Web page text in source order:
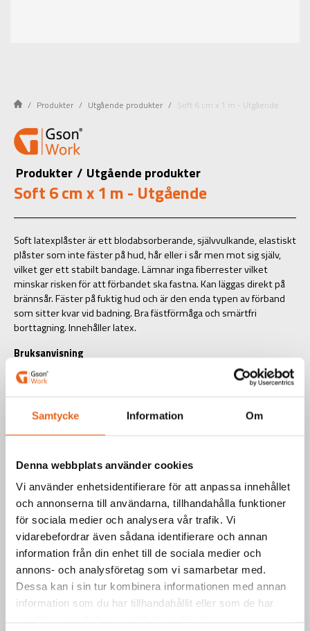
Samtycke Information Om
Denna webbplats använder cookies
Vi använder enhetsidentifierare för att anpassa innehållet
och annonserna till användarna, tillhandahålla funktioner
för sociala medier och analysera vår trafik. Vi
vidarebefordrar även sådana identifierare och annan
information från din enhet till de sociala medier och
annons- och analysföretag som vi samarbetar med.
Dessa kan i sin tur kombinera informationen med annan
information som du har tillhandahållit eller som de har
Produkter Utgående produkter Soft 6 cm x 1 m - Utgående
Produkter / Utgående produkter
Soft 6 cm x 1 m - Utgående
Soft latexplåster är ett blodabsorberande, självvulkande, elastiskt
plåster som inte fäster på hud, hår eller i sår men mot sig själv,
vilket ger ett stabilt bandage. Lämnar inga fiberrester vilket
minskar risken för att förbandet ska fastna. Kan läggas direkt på
brännsår. Fäster på fuktig hud och är den enda typen av förband
som sitter kvar vid badning. Bra fästförmåga och smärtfri
borttagning. Innehåller latex.
Bruksanvisning
Linda Soft-plåstret runt såret. Vid kraftig blödning linda flera lager.
Pressa samman plåstret. Klart!
Art.nr.: X118
EAN-kod: 7340090280092
Välj produkt
Teknisk information